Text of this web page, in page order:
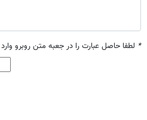
* لطفا حاصل عبارت را در جعبه متن روبرو